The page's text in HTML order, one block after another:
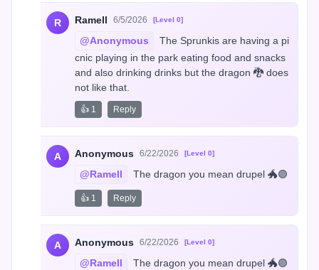
R Ramell 6/5/2026 [Level 0]
@Anonymous
The Sprunkis are having a pi
cnic playing in the park eating food and snacks
and also drinking drinks but the dragon 🐉 does
not like that.
👍 1 Reply
A Anonymous 6/22/2026 [Level 0]
@Ramell The dragon you mean drupel 🐲🟣
👍 1 Reply
A Anonymous 6/22/2026 [Level 0]
@Ramell The dragon you mean drupel 🐲🟣